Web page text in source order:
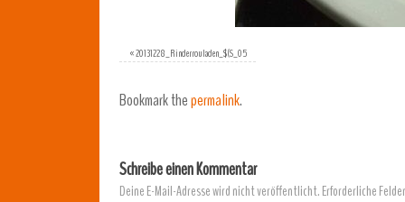
«20131228_Rinderrouladen_$(S_05
Bookmark thepermalink.
Schreibe einen Kommentar
Deine E-Mail-Adresse wird nicht veröffentlicht.Erforderliche